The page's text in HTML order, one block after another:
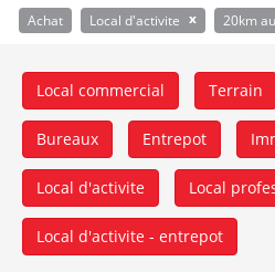
Achat Local d'activite x 20km
Local commercial Terrain
Bureaux Entrepot
Local d'activite Local
Local d'activite - entrepot